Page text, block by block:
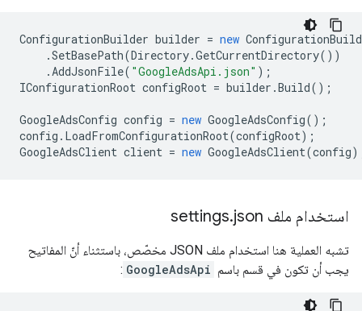
ConfigurationBuilder builder = new
.SetBasePath(Directory.GetCurrentDirectory())
.AddJsonFile( "GoogleAdsApi.json" );
IConfigurationRoot configRoot = builder .Build();
GoogleAdsConfig config = new GoogleAdsConfig();
config . LoadFromConfigurationRoot(configRoot);
GoogleAdsClient client = new GoogleAdsClient(config
استخدام ملف settings .json
تشبه العملية هنا استخدام ملف JSON مخصّص، باستثناء أنّ المفاتيح
يجب أن تكون في قسم باسم GoogleAdsApi
: